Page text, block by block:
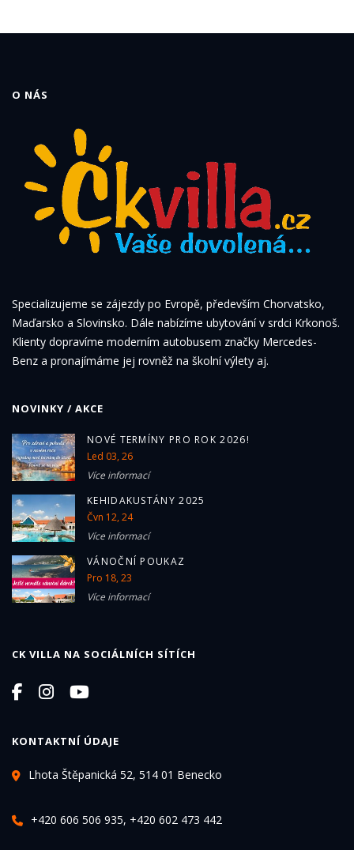
O NÁS
Specializujeme se zájezdy po Evropě, především Chorvatsko,
Maďarsko a Slovinsko. Dále nabízíme ubytování v srdci Krkonoš.
Klienty dopravíme moderním autobusem značky Mercedes-
Benz a pronajímáme jej rovněž na školní výlety aj.
NOVINKY / AKCE
NOVÉ TERMÍNY PRO ROK 2026!
Led 03, 26
Více informací
KEHIDAKUSTÁNY 2025
Čvn 12, 24
Více informací
VÁNOČNÍ POUKAZ
Pro 18, 23
Více informací
CK VILLA NA SOCIÁLNÍCH SÍTÍCH
KONTAKTNÍ ÚDAJE
Lhota Štěpanická 52, 514 01 Benecko
+420 606 506 935, +420 602 473 442